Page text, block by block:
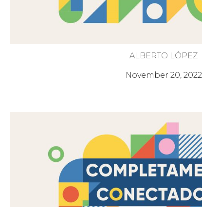
ALBERTO LÓPEZ
November 20, 2022